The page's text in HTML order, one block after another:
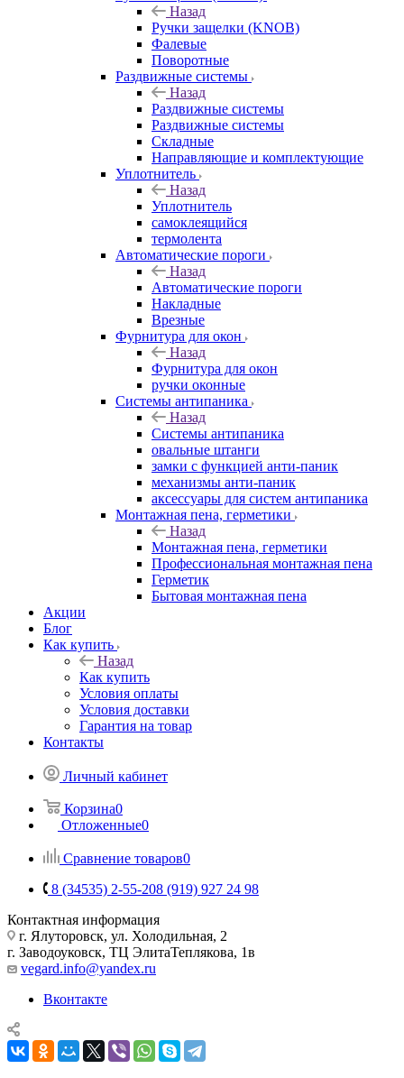
Назад
Ручки защелки (KNOB)
Фалевые
Поворотные
Раздвижные системы
Назад
Раздвижные системы
Раздвижные системы
Складные
Направляющие и комплектующие
Уплотнитель
Назад
Уплотнитель
самоклеящийся
термолента
Автоматические пороги
Назад
Автоматические пороги
Накладные
Врезные
Фурнитура для окон
Назад
Фурнитура для окон
ручки оконные
Системы антипаника
Назад
Системы антипаника
овальные штанги
замки с функцией анти-паник
механизмы анти-паник
аксессуары для систем антипаника
Монтажная пена, герметики
Назад
Монтажная пена, герметики
Профессиональная монтажная пена
Герметик
Бытовая монтажная пена
Акции
Блог
Как купить
Назад
Как купить
Условия оплаты
Условия доставки
Гарантия на товар
Контакты
Личный кабинет
Корзина0
Отложенные0
Сравнение товаров0
8 (34535) 2-55-208 (919) 927 24 98
Контактная информация
г. Ялуторовск, ул. Холодильная, 2
г. Заводоуковск, ​ТЦ Элита​Теплякова, 1в
vegard.info@yandex.ru
Вконтакте